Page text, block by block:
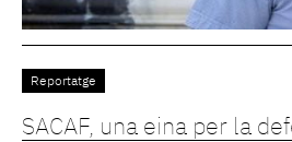
Reportatge
SACAF, una eina per la